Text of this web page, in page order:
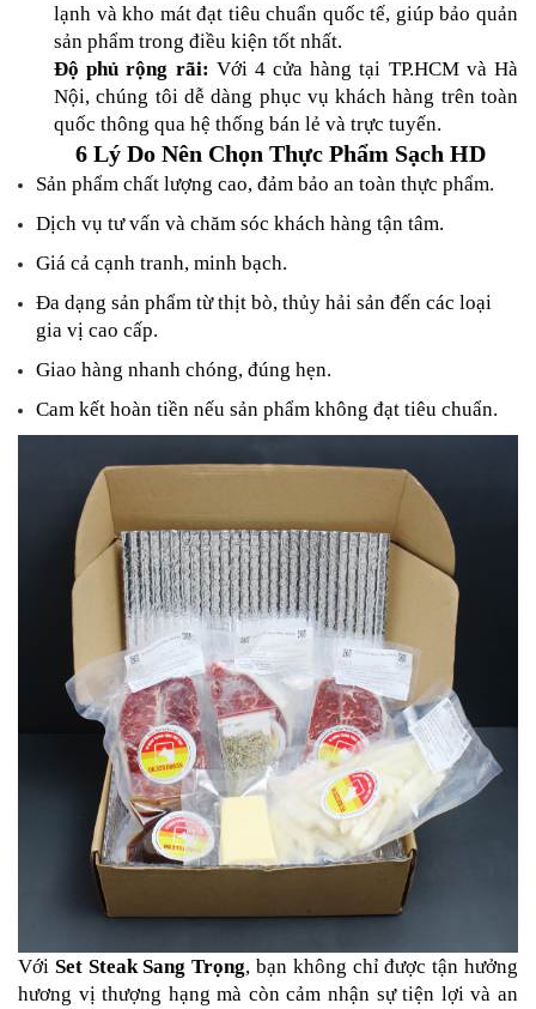
lạnh và kho mát đạt tiêu chuẩn quốc tế, giúp bảo quản
sản phẩm trong điều kiện tốt nhất.
Độ phủ rộng rãi: Với 4 cửa hàng tại TP.HCM và Hà
Nội, chúng tôi dễ dàng phục vụ khách hàng trên toàn
quốc thông qua hệ thống bán lẻ và trực tuyến.
6 Lý Do Nên Chọn Thực Phẩm Sạch HD
Sản phẩm chất lượng cao, đảm bảo an toàn thực phẩm.
Dịch vụ tư vấn và chăm sóc khách hàng tận tâm.
Giá cả cạnh tranh, minh bạch.
Đa dạng sản phẩm từ thịt bò, thủy hải sản đến các loại
gia vị cao cấp.
Giao hàng nhanh chóng, đúng hẹn.
Cam kết hoàn tiền nếu sản phẩm không đạt tiêu chuẩn.
Với Set Steak Sang Trọng, bạn không chỉ được tận hưởng
hương vị thượng hạng mà còn cảm nhận sự tiện lợi và an